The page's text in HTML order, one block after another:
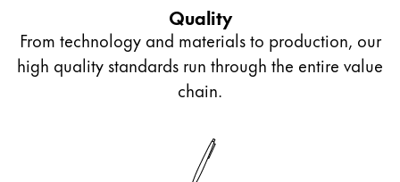
svenska
Türkiye
Centroamérica y el Caribe
Esta región contiene una lista de países con los
Quality
From technology and materials to production, our
high quality standards run through the entire value
chain.